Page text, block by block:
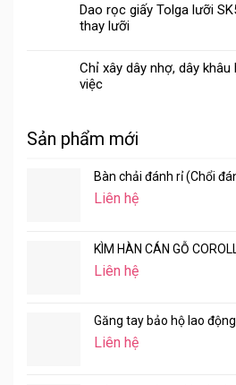
Dao rọc giấy Tolga lưỡi
thay lưỡi
Chỉ xây dây nhợ, dây
việc
Sản phẩm mới
Bàn chải đánh rỉ (Chổi
Liên hệ
KÌM HÀN CÁN GỖ
Liên hệ
Găng tay bảo hộ lao
Liên hệ